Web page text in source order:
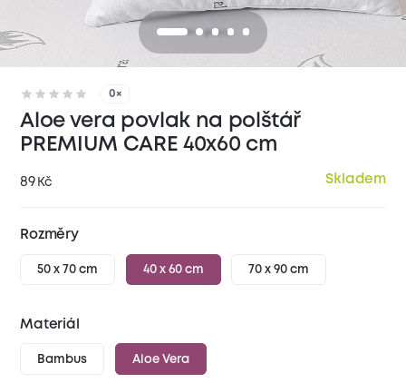
0×
Aloe vera povlak na polštář
PREMIUM CARE 40x60 cm
89 Kč Skladem
Rozměry
50 x 70 cm 40 x 60 cm 70 x 90 cm
Materiál
Bambus Aloe Vera